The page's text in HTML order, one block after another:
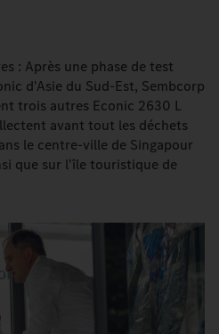
: Après une phase de test
d'Asie du Sud-Est, Sembcorp
trois autres Econic 2630 L
avant tout les déchets
le centre-ville de Singapour
que sur l'île touristique de